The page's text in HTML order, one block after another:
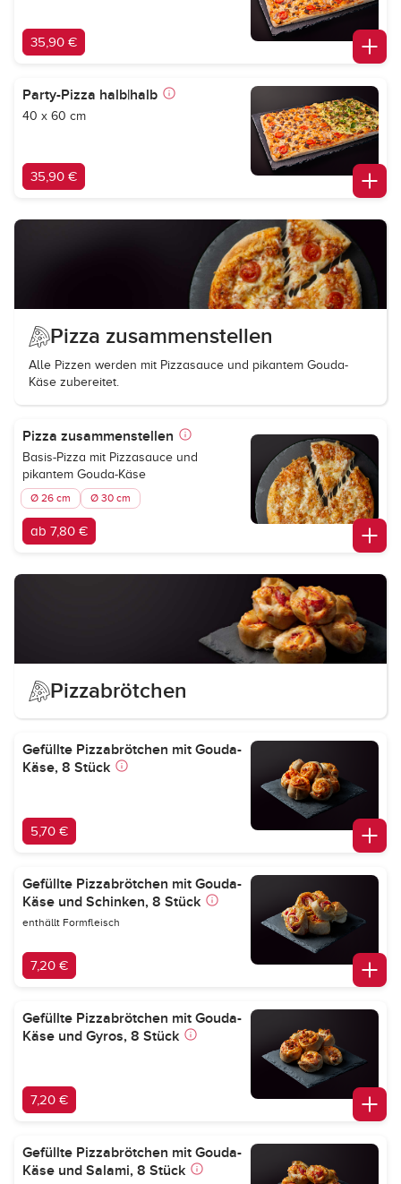
35,90 €
Party-Pizza halb|halb
40 x 60 cm
35,90 €
Pizza zusammenstellen
Alle Pizzen werden mit Pizzasauce und pikantem Gouda-
Käse zubereitet.
Pizza zusammenstellen
Basis-Pizza mit Pizzasauce und
pikantem Gouda-Käse
Ø 26 cm Ø 30 cm
ab 7,80 €
Pizzabrötchen
Gefüllte Pizzabrötchen mit Gouda-
Käse, 8 Stück
5,70 €
Gefüllte Pizzabrötchen mit Gouda-
Käse und Schinken, 8 Stück
enthällt Formfleisch
7,20 €
Gefüllte Pizzabrötchen mit Gouda-
Käse und Gyros, 8 Stück
7,20 €
Gefüllte Pizzabrötchen mit Gouda-
Käse und Salami, 8 Stück